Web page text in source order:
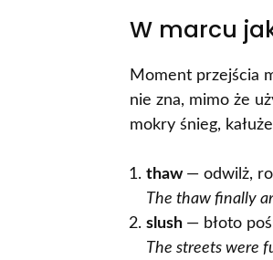
W marcu
Moment przejścia
nie zna, mimo że
mokry śnieg,
thaw — odwilż,
The thaw finally
slush — błoto
The streets were